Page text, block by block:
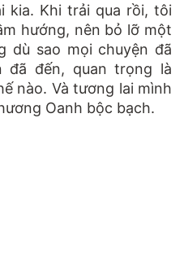
kia. Khi trải qua rồi, tôi
hướng, nên bỏ lỡ một
dù sao mọi chuyện đã
đã đến, quan trọng là
nào. Và tương lai mình
Oanh bộc bạch.